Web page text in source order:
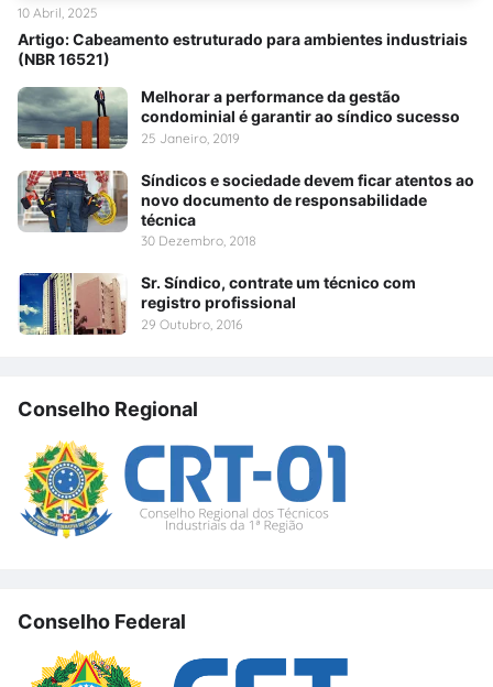
Artigo: Cabeamento estruturado para ambientes industriais
(NBR 16521)
10 Abril, 2025
Melhorar a performance da gestão
condominial é garantir ao síndico sucesso
25 Janeiro, 2019
Síndicos e sociedade devem ficar atentos ao
novo documento de responsabilidade
técnica
30 Dezembro, 2018
Sr. Síndico, contrate um técnico com
registro profissional
29 Outubro, 2016
Conselho Regional
Conselho Federal